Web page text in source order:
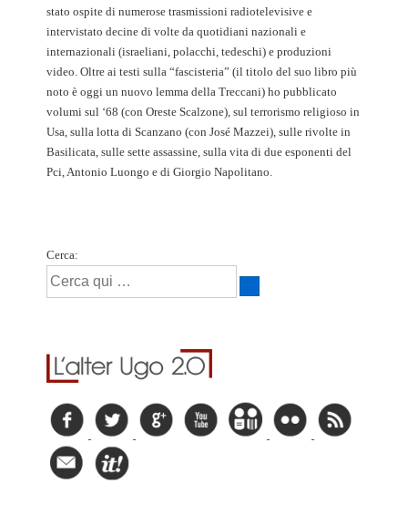
stato ospite di numerose trasmissioni radiotelevisive e
intervistato decine di volte da quotidiani nazionali e
internazionali (israeliani, polacchi, tedeschi) e produzioni
video. Oltre ai testi sulla “fascisteria” (il titolo del suo libro più
noto è oggi un nuovo lemma della Treccani) ho pubblicato
volumi sul ‘68 (con Oreste Scalzone), sul terrorismo religioso in
Usa, sulla lotta di Scanzano (con José Mazzei), sulle rivolte in
Basilicata, sulle sette assassine, sulla vita di due esponenti del
Pci, Antonio Luongo e di Giorgio Napolitano.
Cerca: